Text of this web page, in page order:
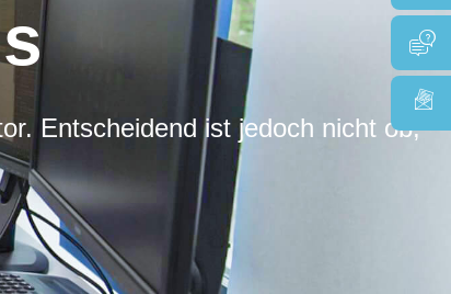
Entscheidend ist jedoch nicht ob,